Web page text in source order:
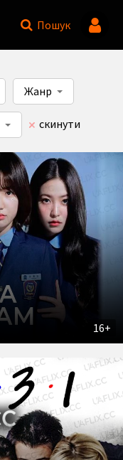
Пошук
Жанр
скинути
16+